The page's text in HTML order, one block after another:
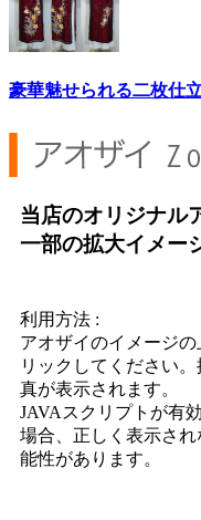
豪華魅せられる二枚仕
当店のオリジナル
一部の拡大イメー
利用方法 :
アオザイのイメージの
リックしてください。
真が表示されます。
JAVAスクリプトが有
場合、正しく表示され
能性があります。